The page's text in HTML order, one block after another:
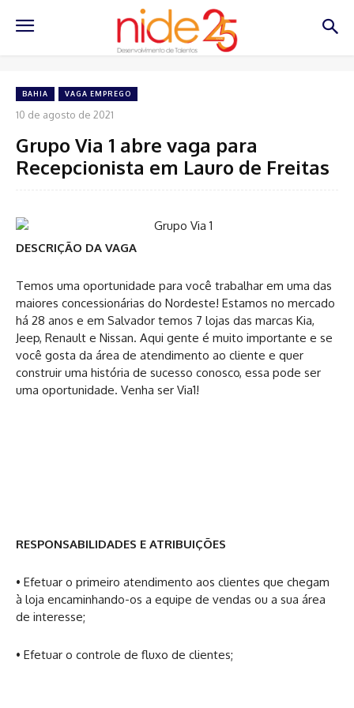
BAHIA VAGA EMPREGO
10 de agosto de 2021
Grupo Via 1 abre vaga para
Recepcionista em Lauro de Freitas
DESCRIÇÃO DA VAGA
Temos uma oportunidade para você trabalhar em uma das
maiores concessionárias do Nordeste! Estamos no mercado
há 28 anos e em Salvador temos 7 lojas das marcas Kia,
Jeep, Renault e Nissan. Aqui gente é muito importante e se
você gosta da área de atendimento ao cliente e quer
construir uma história de sucesso conosco, essa pode ser
uma oportunidade. Venha ser Via1!
RESPONSABILIDADES E ATRIBUIÇÕES
• Efetuar o primeiro atendimento aos clientes que chegam
à loja encaminhando-os a equipe de vendas ou a sua área
de interesse;
• Efetuar o controle de fluxo de clientes;